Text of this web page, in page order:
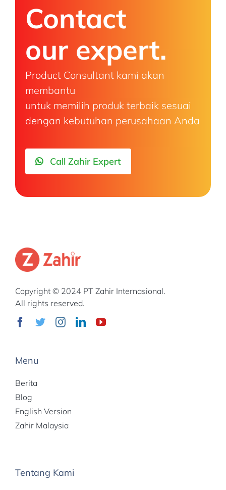
Contact
our expert.
Product Consultant kami akan
membantu
untuk memilih produk terbaik sesuai
dengan kebutuhan perusahaan Anda
Call Zahir Expert
Copyright © 2024 PT Zahir Internasional.
All rights reserved.
Menu
Berita
Blog
English Version
Zahir Malaysia
Tentang Kami